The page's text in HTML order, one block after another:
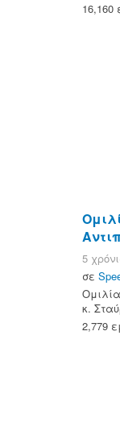
16,160
5
σε
κ.
2,779